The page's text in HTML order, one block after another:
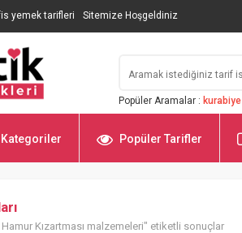
yemek tarifleri Sitemize Hoşgeldiniz
Popüler Aramalar : kurabiye
Kategoriler Popüler Tarifler
Hamur Kızartması malzemeleri" etiketli sonuçlar